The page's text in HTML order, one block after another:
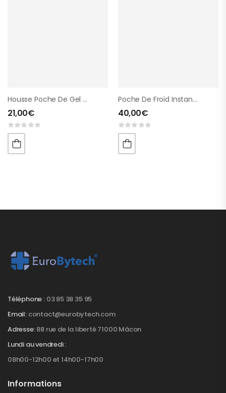
Housse Poche De Gel Chaud/froid (16×22)
21,00€
Poche De Froid Instantanée (14×18)
40,00€
Téléphone : 03 85 38 35 95
Email: contact@eurobytech.com
Adresse:88 rue de la liberté 71000 Mâcon
Lundi au vendredi :
08h00-12h00 et 14h00-17h00
Informations